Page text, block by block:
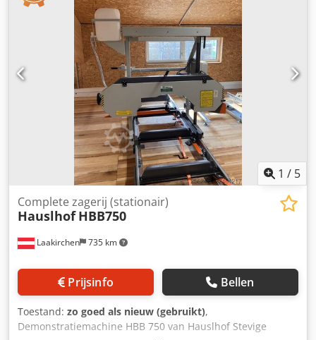
1 / 5
Laakirchen 735 km
Complete zagerij (stationair)
Hauslhof HBB750
Prijsinfo Bellen
Toestand: zo goed als nieuw (gebruikt),
Demonstratiemachine HBB 750 van Hauslhof Stevige